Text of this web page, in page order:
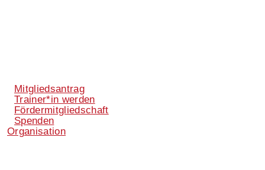
Mitgliedsantrag
Trainer*in werden
Fördermitgliedschaft
Spenden
Organisation